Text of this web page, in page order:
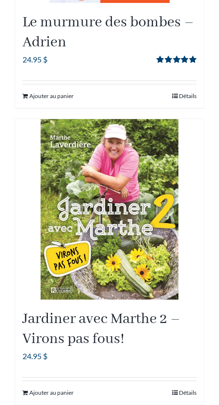
Le murmure des bombes –
Adrien
5
24.95 $
Ajouter au panier Détails
Jardiner avec Marthe 2 –
Virons pas fous!
24.95 $
Ajouter au panier Détails